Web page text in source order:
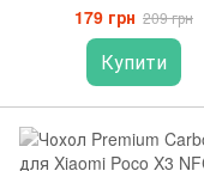
179 грн 209 грн
Купити